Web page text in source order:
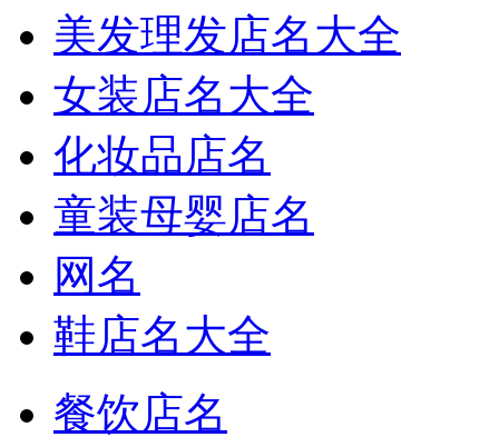
美发理发店名大全
女装店名大全
化妆品店名
童装母婴店名
网名
鞋店名大全
餐饮店名